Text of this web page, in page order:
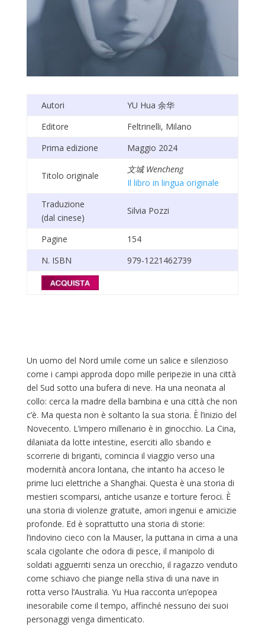
Autori YU Hua 余华
Editore
Feltrinelli, Milano
Prima edizione
Maggio 2024
Titolo originale
文城Wencheng
Il libro in lingua originale
Traduzione
(dal cinese)
Silvia Pozzi
Pagine
154
N. ISBN
979-1221462739
Un uomo del Nord umile come un salice e silenzioso
come i campi approda dopo mille peripezie in una città
del Sud sotto una bufera di neve. Ha una neonata al
collo: cerca la madre della bambina e una città che non
c’è. Ma questa non è soltanto la sua storia. È l’inizio del
Novecento. L’impero millenario è in ginocchio. La Cina,
dilaniata da lotte intestine, eserciti allo sbando e
scorrerie di briganti, comincia il viaggio verso una
modernità ancora lontana, che intanto ha acceso le
prime luci elettriche a Shanghai. Questa è una storia di
mestieri scomparsi, antiche usanze e torture feroci. È
una storia di violenze gratuite, amori ingenui e amicizie
profonde. Ed è soprattutto una storia di storie:
l’indovino cieco con la Mauser, la puttana in cima a una
scala cigolante che odora di pesce, il manipolo di
soldati agguerriti senza un orecchio, il ragazzo venduto
come schiavo che piange nella stiva di una nave in
rotta verso l’Australia. Yu Hua racconta un’epopea
inesorabile come il tempo, affinché nessuno dei suoi
personaggi venga dimenticato.